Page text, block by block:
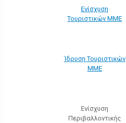
Ενίσχυση
Τουριστικών ΜΜΕ
Ίδρυση Τουριστικών
ΜΜΕ
Ενίσχυση
Περιβαλλοντικής